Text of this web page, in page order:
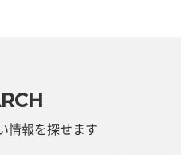
情報を探せます